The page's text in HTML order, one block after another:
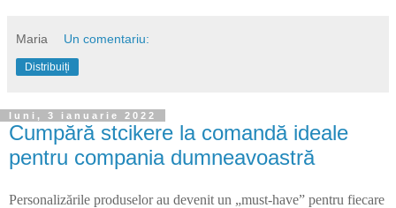
Maria Un comentariu:
Distribuiți
luni, 3 ianuarie 2022
Cumpără stcikere la comandă ideale
pentru compania dumneavoastră
Personalizările produselor au devenit un „must-have” pentru fiecare